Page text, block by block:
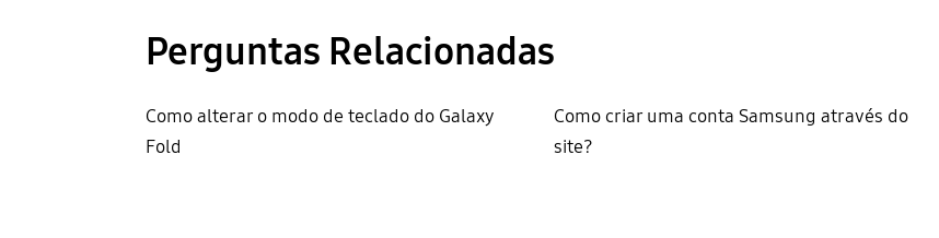
Perguntas Relacionadas
Como alterar o modo de teclado do Galaxy
Fold
Como criar uma conta Samsung através do
site?